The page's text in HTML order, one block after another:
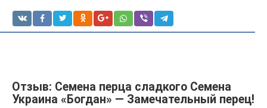
Отзыв: Семена перца сладкого Семена
Украина «Богдан» — Замечательный перец!